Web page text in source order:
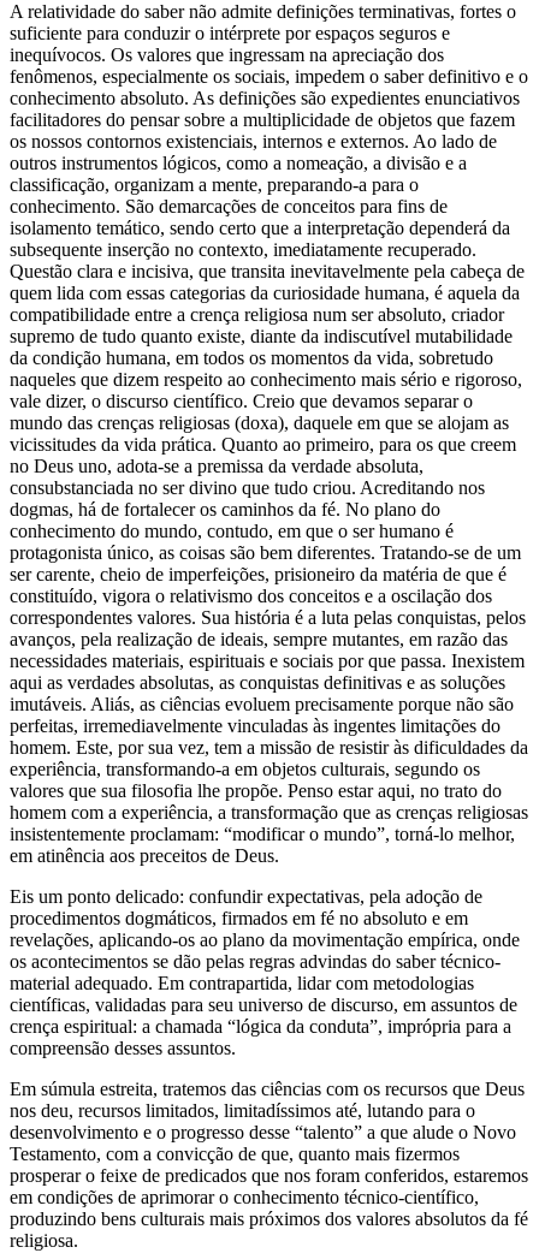
A relatividade do saber não admite definições terminativas, fortes o
suficiente para conduzir o intérprete por espaços seguros e
inequívocos. Os valores que ingressam na apreciação dos
fenômenos, especialmente os sociais, impedem o saber definitivo e o
conhecimento absoluto. As definições são expedientes enunciativos
facilitadores do pensar sobre a multiplicidade de objetos que fazem
os nossos contornos existenciais, internos e externos. Ao lado de
outros instrumentos lógicos, como a nomeação, a divisão e a
classificação, organizam a mente, preparando-a para o
conhecimento. São demarcações de conceitos para fins de
isolamento temático, sendo certo que a interpretação dependerá da
subsequente inserção no contexto, imediatamente recuperado.
Questão clara e incisiva, que transita inevitavelmente pela cabeça de
quem lida com essas categorias da curiosidade humana, é aquela da
compatibilidade entre a crença religiosa num ser absoluto, criador
supremo de tudo quanto existe, diante da indiscutível mutabilidade
da condição humana, em todos os momentos da vida, sobretudo
naqueles que dizem respeito ao conhecimento mais sério e rigoroso,
vale dizer, o discurso científico. Creio que devamos separar o
mundo das crenças religiosas (doxa), daquele em que se alojam as
vicissitudes da vida prática. Quanto ao primeiro, para os que creem
no Deus uno, adota-se a premissa da verdade absoluta,
consubstanciada no ser divino que tudo criou. Acreditando nos
dogmas, há de fortalecer os caminhos da fé. No plano do
conhecimento do mundo, contudo, em que o ser humano é
protagonista único, as coisas são bem diferentes. Tratando-se de um
ser carente, cheio de imperfeições, prisioneiro da matéria de que é
constituído, vigora o relativismo dos conceitos e a oscilação dos
correspondentes valores. Sua história é a luta pelas conquistas, pelos
avanços, pela realização de ideais, sempre mutantes, em razão das
necessidades materiais, espirituais e sociais por que passa. Inexistem
aqui as verdades absolutas, as conquistas definitivas e as soluções
imutáveis. Aliás, as ciências evoluem precisamente porque não são
perfeitas, irremediavelmente vinculadas às ingentes limitações do
homem. Este, por sua vez, tem a missão de resistir às dificuldades da
experiência, transformando-a em objetos culturais, segundo os
valores que sua filosofia lhe propõe. Penso estar aqui, no trato do
homem com a experiência, a transformação que as crenças religiosas
insistentemente proclamam: “modificar o mundo”, torná-lo melhor,
em atinência aos preceitos de Deus.
Eis um ponto delicado: confundir expectativas, pela adoção de
procedimentos dogmáticos, firmados em fé no absoluto e em
revelações, aplicando-os ao plano da movimentação empírica, onde
os acontecimentos se dão pelas regras advindas do saber técnico-
material adequado. Em contrapartida, lidar com metodologias
científicas, validadas para seu universo de discurso, em assuntos de
crença espiritual: a chamada “lógica da conduta”, imprópria para a
compreensão desses assuntos.
Em súmula estreita, tratemos das ciências com os recursos que Deus
nos deu, recursos limitados, limitadíssimos até, lutando para o
desenvolvimento e o progresso desse “talento” a que alude o Novo
Testamento, com a convicção de que, quanto mais fizermos
prosperar o feixe de predicados que nos foram conferidos, estaremos
em condições de aprimorar o conhecimento técnico-científico,
produzindo bens culturais mais próximos dos valores absolutos da fé
religiosa.